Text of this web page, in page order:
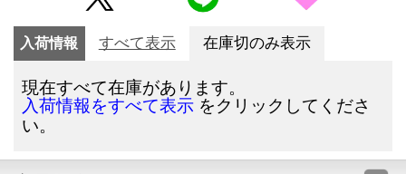
入荷情報 すべて表示 在庫切のみ表示
現在すべて在庫があります。
入荷情報をすべて表示 をクリックしてくださ
い。